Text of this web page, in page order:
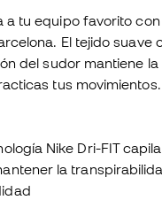
a tu equipo favorito
El tejido suave
del sudor mantiene
tus movimientos.
Nike Dri-FIT
la